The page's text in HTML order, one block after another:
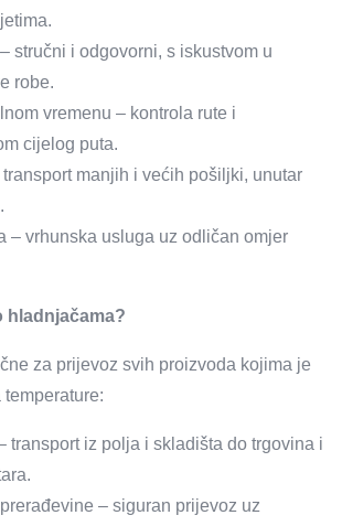
stručni i odgovorni, s iskustvom u
robe.
vremenu – kontrola rute i
cijelog puta.
manjih i većih pošiljki, unutar
– vrhunska usluga uz odličan omjer
hladnjačama?
za prijevoz svih proizvoda kojima je
transport iz polja i skladišta do trgovina i
– siguran prijevoz uz